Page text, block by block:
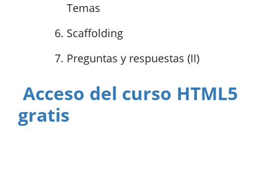
Temas
Scaffolding
Preguntas y respuestas (II)
Acceso del curso HTML5
gratis